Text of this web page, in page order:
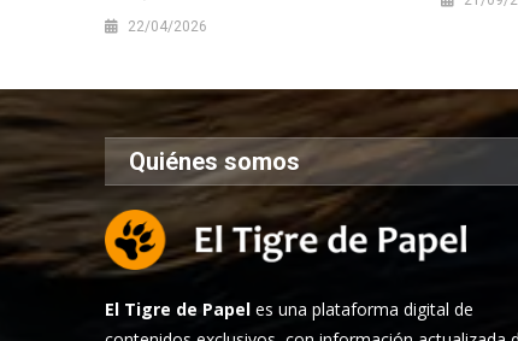
22/04/2026
Quiénes somos
El Tigre de Papel es una plataforma digital de